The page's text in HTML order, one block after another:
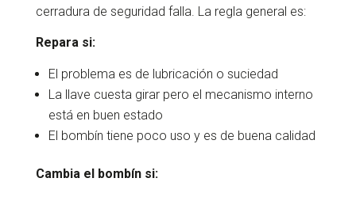
cerradura de seguridad falla. La regla general es:
Repara si:
El problema es de lubricación o suciedad
La llave cuesta girar pero el mecanismo interno
está en buen estado
El bombín tiene poco uso y es de buena calidad
Cambia el bombín si: